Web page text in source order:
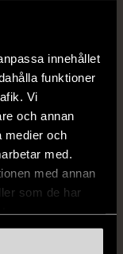
innehållet
funktioner
Vi
och annan
medier och
med.
med annan
som de har
1/5
Randig skjorta